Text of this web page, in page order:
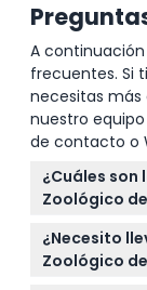
A
frecuentes. Si
necesitas
nuestro
de contacto o
¿Cuáles
Zoológico
El
9 a. m. a 6
explorar las
¿Necesito
Zoológico